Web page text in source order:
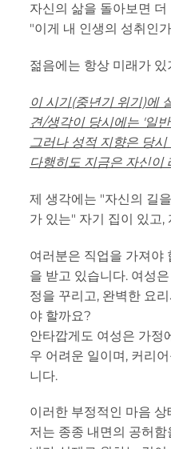
자신의 삶을 돌아보면
"이게 내 인생의 성취인
젊음에는 항상 미래가
이 시기(중년기 위기)에
견/생각이 당시에는 '일
그러나 성적 지향은 당
다행히도 지금은 자신이
제 생각에는 "자신의 길
가 있는" 자기 집이 있고,
여러분은 직업을 가져야
을 받고 있습니다. 여성
정을 꾸리고, 완벽한 요
야 할까요?
안타깝게도 여성은 가정
우 어려운 일이며, 커리
니다.
이러한 부정적인 마음
저는 종종 내면의 공허